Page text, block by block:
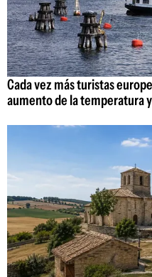
Cada vez más turistas
aumento de la temperatura